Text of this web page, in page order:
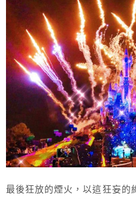
最後狂放的煙火，以這狂妄的